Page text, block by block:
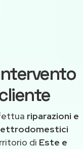
riparazioni e
di Este e